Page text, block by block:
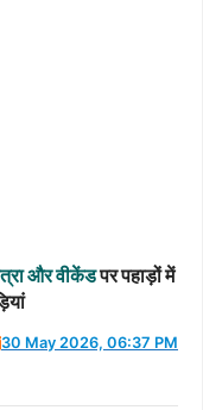
औरवीकेंडपर पहाड़ों में
30 May 2026, 06:37 PM